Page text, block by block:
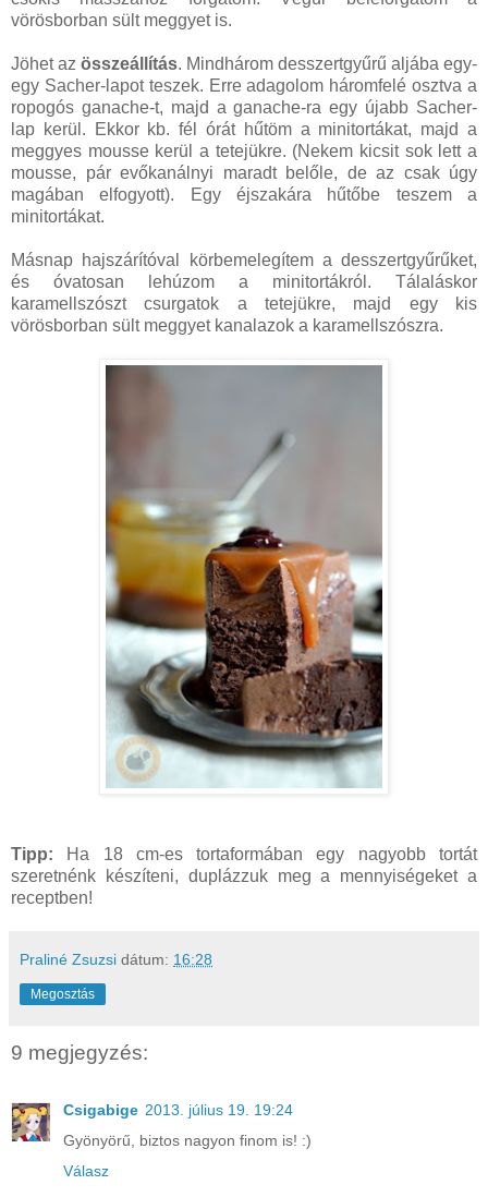
vörösborban sült meggyet is.
Jöhet az összeállítás. Mindhárom desszertgyűrű aljába egy-
egy Sacher-lapot teszek. Erre adagolom háromfelé osztva a
ropogós ganache-t, majd a ganache-ra egy újabb Sacher-
lap kerül. Ekkor kb. fél órát hűtöm a minitortákat, majd a
meggyes mousse kerül a tetejükre. (Nekem kicsit sok lett a
mousse, pár evőkanálnyi maradt belőle, de az csak úgy
magában elfogyott). Egy éjszakára hűtőbe teszem a
minitortákat.
Másnap hajszárítóval körbemelegítem a desszertgyűrűket,
és óvatosan lehúzom a minitortákról. Tálaláskor
karamellszószt csurgatok a tetejükre, majd egy kis
vörösborban sült meggyet kanalazok a karamellszószra.
Tipp: Ha 18 cm-es tortaformában egy nagyobb tortát
szeretnénk készíteni, duplázzuk meg a mennyiségeket a
receptben!
Praliné Zsuzsi dátum: 16:28
Megosztás
9 megjegyzés:
Csigabige 2013. július 19. 19:24
Gyönyörű, biztos nagyon finom is! :)
Válasz